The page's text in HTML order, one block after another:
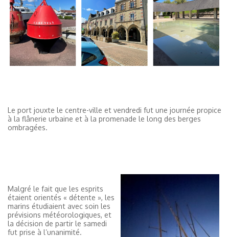
Le port jouxte le centre-ville et vendredi fut une journée propice
à la flânerie urbaine et à la promenade le long des berges
ombragées.
Malgré le fait que les esprits
étaient orientés « détente », les
marins étudiaient avec soin les
prévisions météorologiques, et
la décision de partir le samedi
fut prise à l’unanimité.